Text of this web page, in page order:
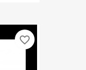
favorite_border